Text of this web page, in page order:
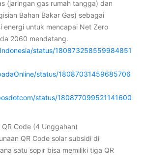
(jaringan gas rumah tangga) dan
Bahan Bakar Gas) sebagai
energi untuk mencapai Net Zero
2060 mendatang.
status/180873258559984851
status/18087031459685706
status/180877099521141600
Code (4 Unggahan)
QR Code solar subsidi di
satu sopir bisa memiliki tiga QR